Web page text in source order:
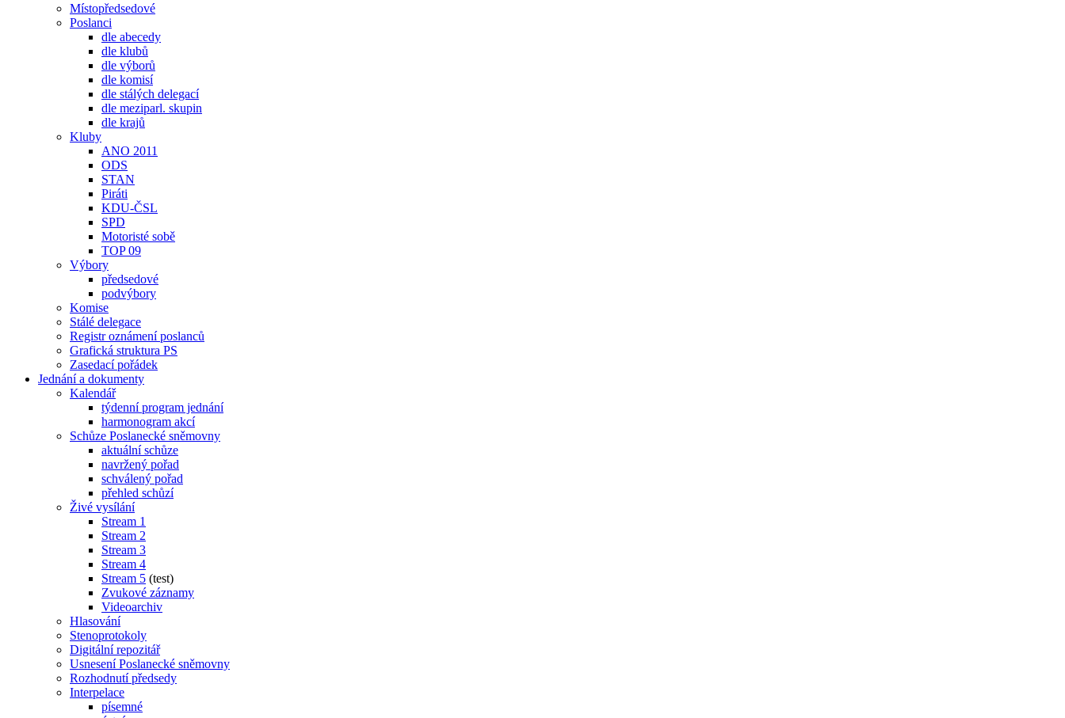
Místopředsedové
Poslanci
dle abecedy
dle klubů
dle výborů
dle komisí
dle stálých delegací
dle meziparl. skupin
dle krajů
Kluby
ANO 2011
ODS
STAN
Piráti
KDU-ČSL
SPD
Motoristé sobě
TOP 09
Výbory
předsedové
podvýbory
Komise
Stálé delegace
Registr oznámení poslanců
Grafická struktura PS
Zasedací pořádek
Jednání a dokumenty
Kalendář
týdenní program jednání
harmonogram akcí
Schůze Poslanecké sněmovny
aktuální schůze
navržený pořad
schválený pořad
přehled schůzí
Živé vysílání
Stream 1
Stream 2
Stream 3
Stream 4
Stream 5 (test)
Zvukové záznamy
Videoarchiv
Hlasování
Stenoprotokoly
Digitální repozitář
Usnesení Poslanecké sněmovny
Rozhodnutí předsedy
Interpelace
písemné